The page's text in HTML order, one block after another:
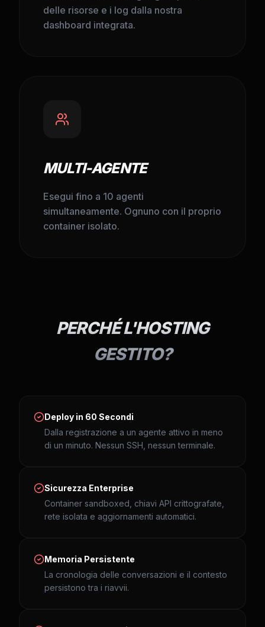
delle risorse e i log dalla nostra
dashboard integrata.
MULTI-AGENTE
Esegui fino a 10 agenti
simultaneamente. Ognuno con il proprio
container isolato.
PERCHÉ L'HOSTING
GESTITO?
Deploy in 60 Secondi
Dalla registrazione a un agente attivo in meno
di un minuto. Nessun SSH, nessun terminale.
Sicurezza Enterprise
Container sandboxed, chiavi API crittografate,
rete isolata e aggiornamenti automatici.
Memoria Persistente
La cronologia delle conversazioni e il contesto
persistono tra i riavvii.